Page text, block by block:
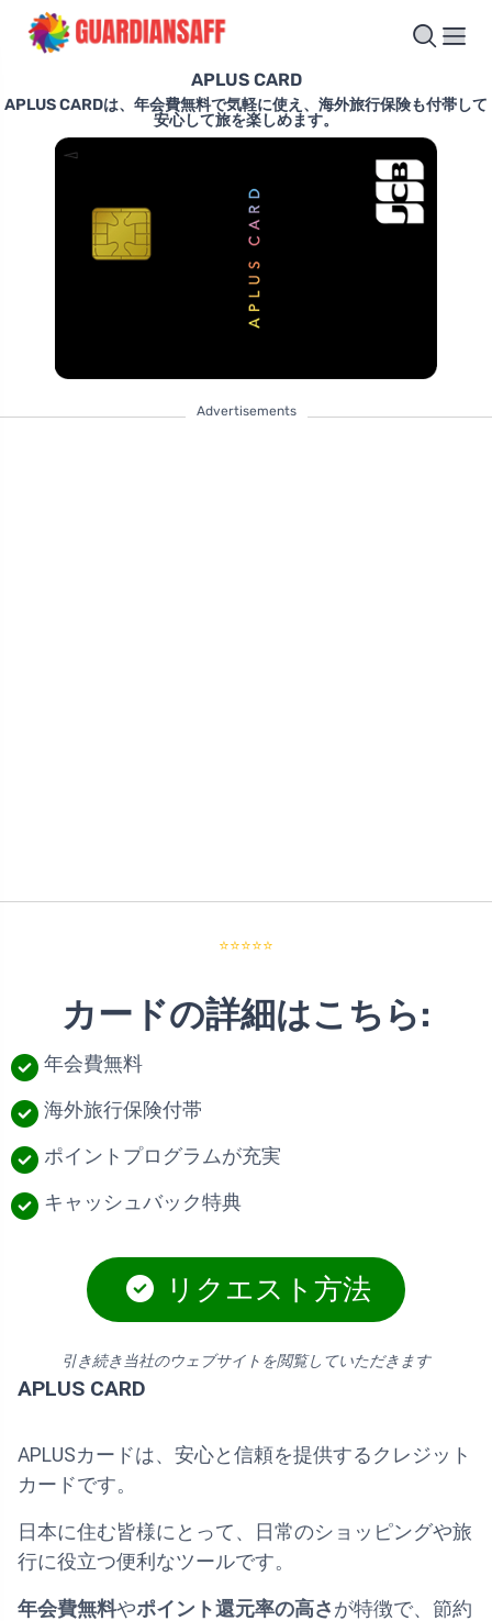
APLUS CARD
APLUS CARDは、年会費無料で気軽に使え、海外旅行保険も付帯して
安心して旅を楽しめます。
Advertisements
⭐⭐⭐⭐⭐
カードの詳細はこちら:
年会費無料
海外旅行保険付帯
ポイントプログラムが充実
キャッシュバック特典
リクエスト方法
引き続き当社のウェブサイトを閲覧していただきます
APLUS CARD
APLUSカードは、安心と信頼を提供するクレジット
カードです。
日本に住む皆様にとって、日常のショッピングや旅
行に役立つ便利なツールです。
年会費無料やポイント還元率の高さ が特徴で、節約